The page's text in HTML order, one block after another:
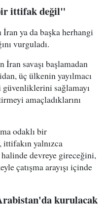
ittifak değil"
ya da başka herhangi
vurguladı.
savaşı başlamadan
üç ülkenin yayılmacı
güvenliklerini sağlamayı
amaçladıklarını
odaklı bir
yalnızca
halinde devreye gireceğini,
çatışma arayışı içinde
kurulacak